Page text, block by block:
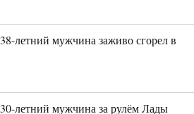
38-летний мужчина заживо сгорел в
30-летний мужчина за рулём Лады